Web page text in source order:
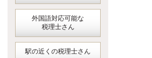
外国語対応可能な
税理士さん
駅の近くの税理士さん